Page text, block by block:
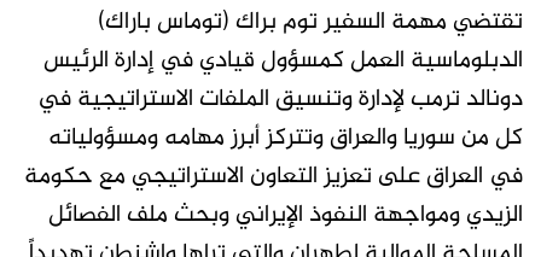
تقتضي مهمة السفير توم براك (توماس باراك)
الدبلوماسية العمل كمسؤول قيادي في إدارة الرئيس
دونالد ترمب لإدارة وتنسيق الملفات الاستراتيجية في
كل من سوريا والعراق وتتركز أبرز مهامه ومسؤولياته
في العراق على تعزيز التعاون الاستراتيجي مع حكومة
الزيدي ومواجهة النفوذ الإيراني وبحث ملف الفصائل